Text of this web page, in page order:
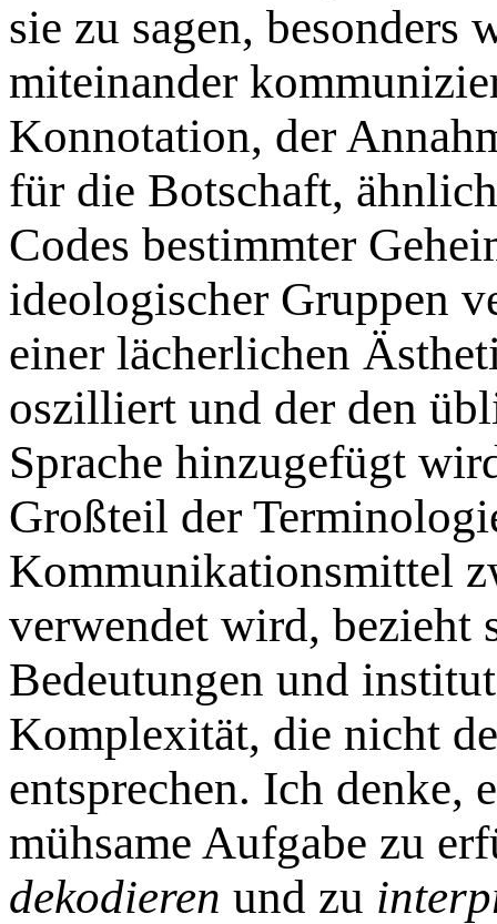
sie zu sagen, besonders
miteinander
Konnotation, der
für die Botschaft,
Codes bestimmter
ideologischer Gruppen
einer lächerlichen
oszilliert und der den
Sprache hinzugefügt
Großteil der
Kommunikationsmittel
verwendet wird, bezieht
Bedeutungen und
Komplexität, die nicht
entsprechen. Ich denke,
mühsame Aufgabe zu
dekodieren und zu